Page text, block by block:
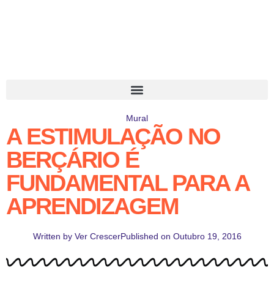
Mural
A ESTIMULAÇÃO NO
BERÇÁRIO É
FUNDAMENTAL PARA A
APRENDIZAGEM
Written byVer CrescerPublished on Outubro 19, 2016